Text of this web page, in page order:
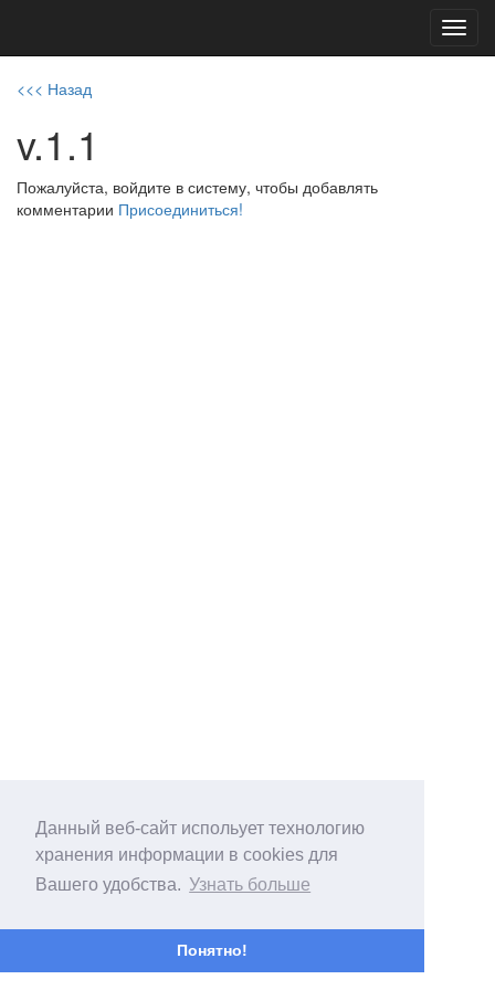
Данный веб-сайт испольует технологию
хранения информации в cookies для
Вашего удобства. Узнать больше
Понятно!
<<< Назад
v.1.1
Пожалуйста, войдите в систему, чтобы добавлять
комментарии Присоединиться!